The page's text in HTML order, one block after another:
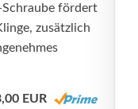
fördert
zusätzlich
EUR